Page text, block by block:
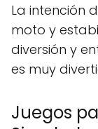
La intención
moto y
diversión y
es muy
Juegos